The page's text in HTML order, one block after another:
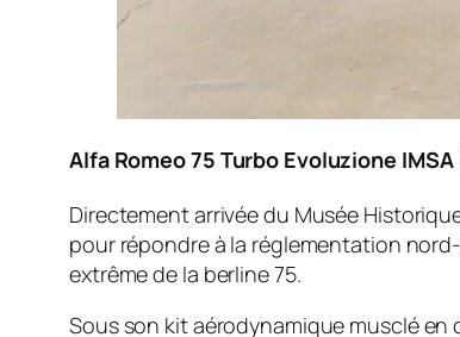
Alfa Romeo 75 Turbo Evoluzione
Directement arrivée du Musée
pour répondre à la réglementation
extrême de la berline 75.
Sous son kit aérodynamique musclé